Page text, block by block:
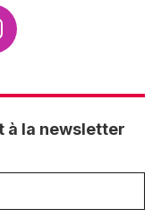
à la newsletter